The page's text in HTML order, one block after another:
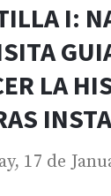
I:
LA
17 de